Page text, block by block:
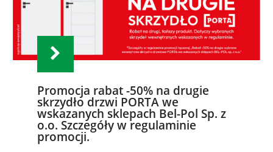
Promocja rabat -50% na drugie
skrzydło drzwi PORTA we
wskazanych sklepach Bel-Pol Sp. z
o.o. Szczegóły w regulaminie
promocji.